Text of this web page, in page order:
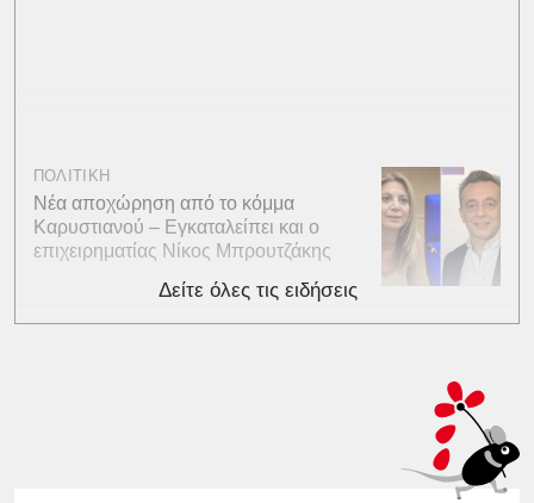
ΠΟΛΙΤΙΚΗ
Νέα αποχώρηση από το κόμμα
Καρυστιανού – Εγκαταλείπει και ο
επιχειρηματίας Νίκος Μπρουτζάκης
Δείτε όλες τις ειδήσεις